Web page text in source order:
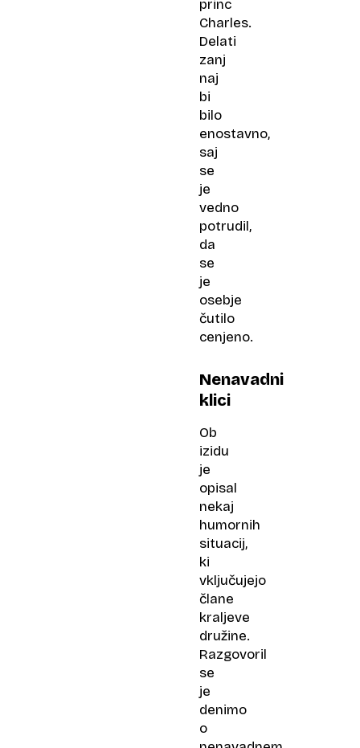
princ
Charles.
Delati
zanj
naj
bi
bilo
enostavno,
saj
se
je
vedno
potrudil,
da
se
je
osebje
čutilo
cenjeno.
Nenavadni
klici
Ob
izidu
je
opisal
nekaj
humornih
situacij,
ki
vključujejo
člane
kraljeve
družine.
Razgovoril
se
je
denimo
o